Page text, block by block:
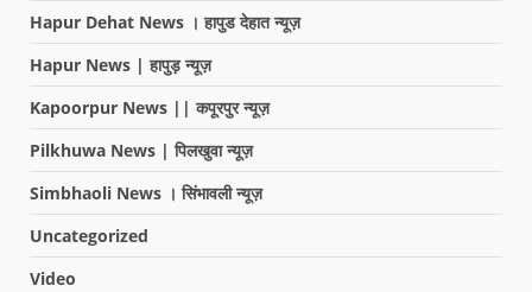
Hapur Dehat News । हापुड देहात न्यूज़
Hapur News | हापुड़ न्यूज़
Kapoorpur News || कपूरपुर न्यूज़
Pilkhuwa News | पिलखुवा न्यूज़
Simbhaoli News । सिंभावली न्यूज़
Uncategorized
Video